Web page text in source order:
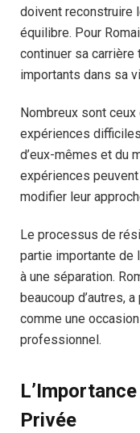
doivent reconstruire
équilibre. Pour
continuer sa carrière
importants dans sa
Nombreux sont
expériences
d’eux-mêmes et du
expériences
modifier leur
Le processus de
partie importante de
à une séparation.
beaucoup d’autres,
comme une
professionnel.
Privée